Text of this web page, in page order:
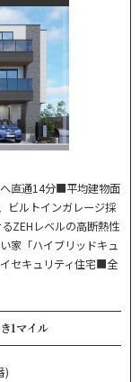
直通14分■平均建物面
ビルトインガレージ採
ZEHレベルの高断熱性
家「ハイブリッドキュ
セキュリティ住宅■全
1マイル
)